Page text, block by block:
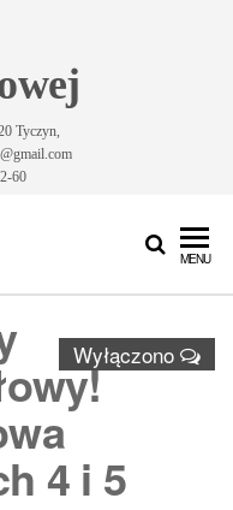
Tyczyn,
60
w
MENU
Wyłączono
4 i 5